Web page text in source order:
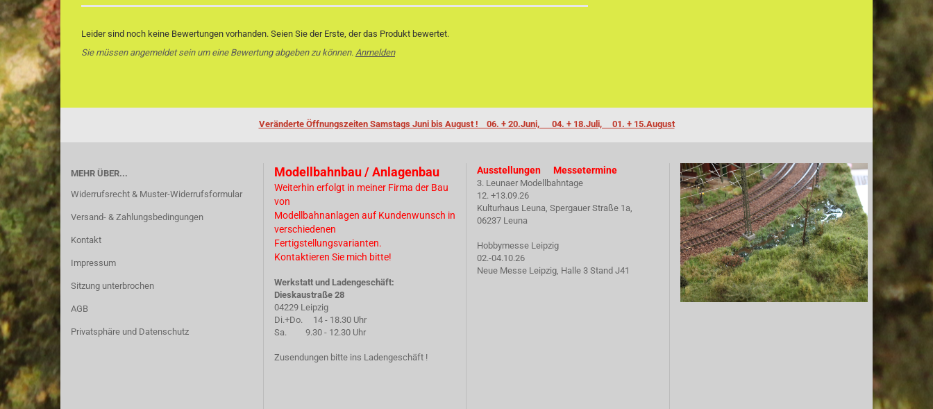
Leider sind noch keine Bewertungen vorhanden. Seien Sie der Erste, der das Produkt bewertet.
Sie müssen angemeldet sein um eine Bewertung abgeben zu können. Anmelden
Veränderte Öffnungszeiten Samstags Juni bis August ! 06. + 20.Juni, 04. + 18.Juli, 01. + 15.August
MEHR ÜBER...
Widerrufsrecht & Muster-Widerrufsformular
Versand- & Zahlungsbedingungen
Kontakt
Impressum
Sitzung unterbrochen
AGB
Privatsphäre und Datenschutz
Modellbahnbau / Anlagenbau
Weiterhin erfolgt in meiner Firma der Bau
von
Modellbahnanlagen auf Kundenwunsch in
verschiedenen
Fertigstellungsvarianten.
Kontaktieren Sie mich bitte!
Werkstatt und Ladengeschäft:
Dieskaustraße 28
04229 Leipzig
Di.+Do. 14 - 18.30 Uhr
Sa. 9.30 - 12.30 Uhr
Zusendungen bitte ins Ladengeschäft !
Ausstellungen Messetermine
3. Leunaer Modellbahntage
12. +13.09.26
Kulturhaus Leuna, Spergauer Straße 1a,
06237 Leuna
Hobbymesse Leipzig
02.-04.10.26
Neue Messe Leipzig, Halle 3 Stand J41